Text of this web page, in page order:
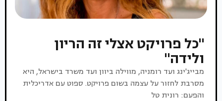
"כל פרויקט אצלי זה הריון
ולידה"
מבייג'ינג ועד רומניה, מווילה ביוון ועד משרד בישראל, היא
מסרבת לחזור על עצמה בשום פרויקט. ספוט עם אדריכלית
והפעם: רונית טל